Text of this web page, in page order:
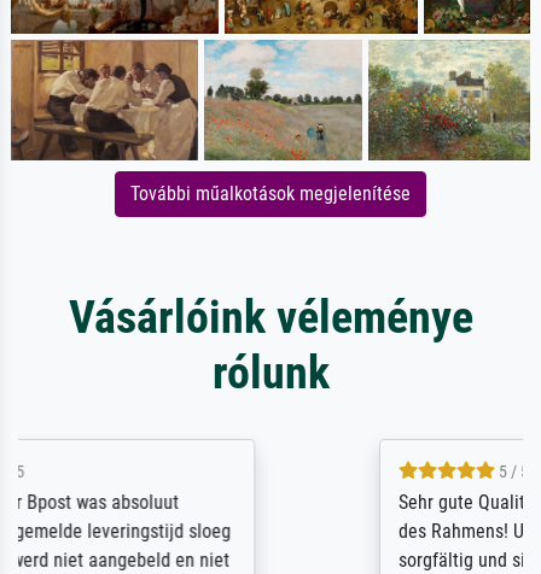
További műalkotások megjelenítése
Vásárlóink véleménye
rólunk
Sehr gute Qualität des Leinwanddrucks und
des Rahmens! Unser Bild wurde sehr
sorgfältig und sicher verpackt, so dass es